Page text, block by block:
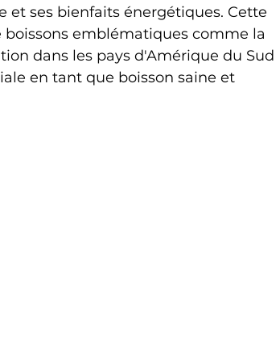
et ses bienfaits énergétiques. Cette
emblématiques comme la
dans les pays d'Amérique du Sud
en tant que boisson saine et